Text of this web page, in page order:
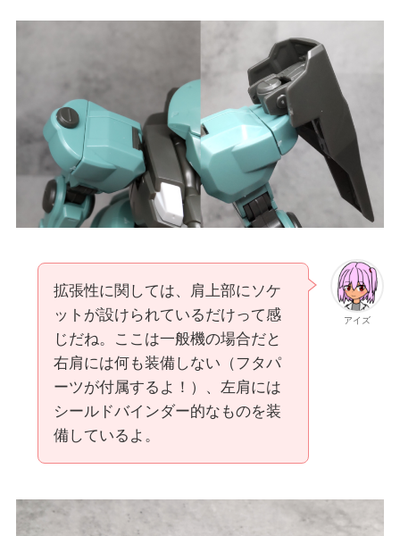
アイズ
拡張性に関しては、肩上部にソケ
ットが設けられているだけって感
じだね。ここは一般機の場合だと
右肩には何も装備しない（フタパ
ーツが付属するよ！）、左肩には
シールドバインダー的なものを装
備しているよ。